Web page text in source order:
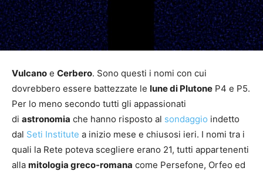
Vulcano e Cerbero. Sono questi i nomi con cui
dovrebbero essere battezzate le lune di Plutone P4 e P5.
Per lo meno secondo tutti gli appassionati
di astronomia che hanno risposto al sondaggio indetto
dal Seti Institute a inizio mese e chiusosi ieri. I nomi tra i
quali la Rete poteva scegliere erano 21, tutti appartenenti
alla mitologia greco-romana come Persefone, Orfeo ed